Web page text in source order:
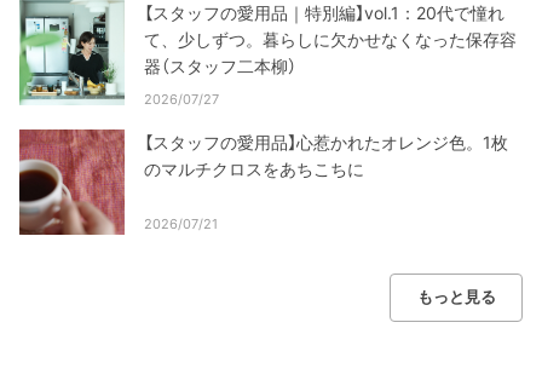
【スタッフの愛用品｜特別編】vol.1：20代で憧れ
て、少しずつ。暮らしに欠かせなくなった保存容
器（スタッフ二本柳）
2026/07/27
【スタッフの愛用品】心惹かれたオレンジ色。1枚
のマルチクロスをあちこちに
2026/07/21
もっと見る